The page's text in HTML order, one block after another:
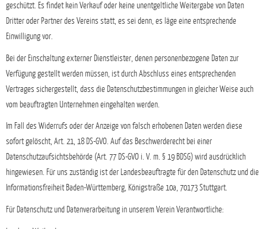
geschützt. Es findet kein Verkauf oder keine unentgeltliche Weitergabe von Daten
Dritter oder Partner des Vereins statt, es sei denn, es läge eine entsprechende
Einwilligung vor.
Bei der Einschaltung externer Dienstleister, denen personenbezogene Daten zur
Verfügung gestellt werden müssen, ist durch Abschluss eines entsprechenden
Vertrages sichergestellt, dass die Datenschutzbestimmungen in gleicher Weise auch
vom beauftragten Unternehmen eingehalten werden.
Im Fall des Widerrufs oder der Anzeige von falsch erhobenen Daten werden diese
sofort gelöscht, Art. 21, 18 DS-GVO. Auf das Beschwerderecht bei einer
Datenschutzaufsichtsbehörde (Art. 77 DS-GVO i. V. m. § 19 BDSG) wird ausdrücklich
hingewiesen. Für uns zuständig ist der Landesbeauftragte für den Datenschutz und die
Informationsfreiheit Baden-Württemberg, Königstraße 10a, 70173 Stuttgart.
Für Datenschutz und Datenverarbeitung in unserem Verein Verantwortliche: